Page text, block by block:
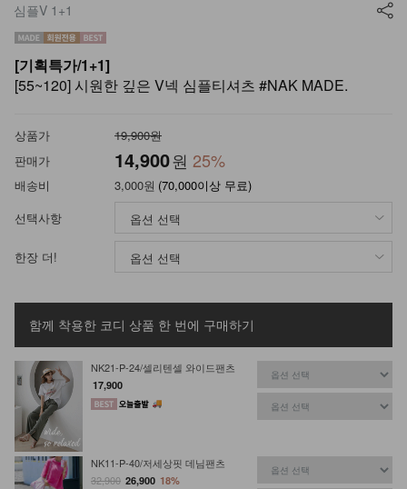
심플V 1+1
[기획특가/1+1]
[55~120] 시원한 깊은 V넥 심플티셔츠 #NAK MADE.
상품가
19,900원
판매가
14,900원 25%
배송비 3,000원 (70,000이상 무료)
선택사항
한장 더!
함께 착용한 코디 상품 한 번에 구매하기
NK21-P-24/셀리텐셀 와이드팬츠
17,900
NK11-P-40/저세상핏 데님팬츠
32,900 26,900 18%